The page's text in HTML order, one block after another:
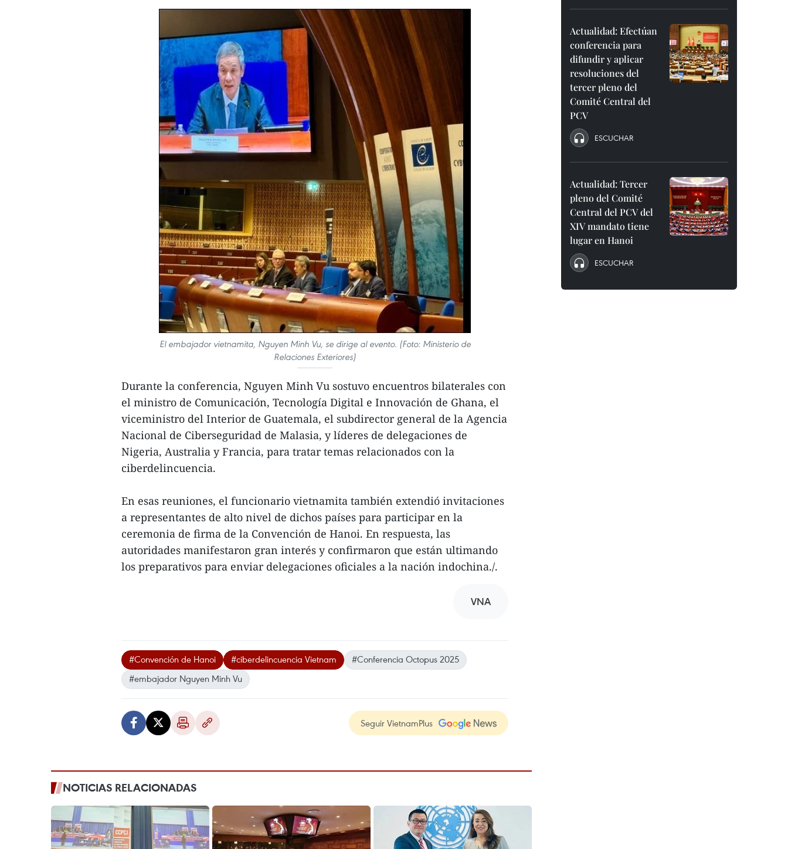
El embajador vietnamita, Nguyen Minh Vu, se dirige al evento. (Foto: Ministerio de
Relaciones Exteriores)
Durante la conferencia, Nguyen Minh Vu sostuvo encuentros bilaterales con
el ministro de Comunicación, Tecnología Digital e Innovación de Ghana, el
viceministro del Interior de Guatemala, el subdirector general de la Agencia
Nacional de Ciberseguridad de Malasia, y líderes de delegaciones de
Nigeria, Australia y Francia, para tratar temas relacionados con la
ciberdelincuencia.
En esas reuniones, el funcionario vietnamita también extendió invitaciones
a representantes de alto nivel de dichos países para participar en la
ceremonia de firma de la Convención de Hanoi. En respuesta, las
autoridades manifestaron gran interés y confirmaron que están ultimando
los preparativos para enviar delegaciones oficiales a la nación indochina./.
VNA
#Convención de Hanoi #ciberdelincuencia Vietnam
#Conferencia Octopus 2025
#embajador Nguyen Minh Vu
Seguir VietnamPlus
NOTICIAS RELACIONADAS
Actualidad: Efectúan
conferencia para
difundir y aplicar
resoluciones del
tercer pleno del
Comité Central del
PCV
ESCUCHAR
Actualidad: Tercer
pleno del Comité
Central del PCV del
XIV mandato tiene
lugar en Hanoi
ESCUCHAR